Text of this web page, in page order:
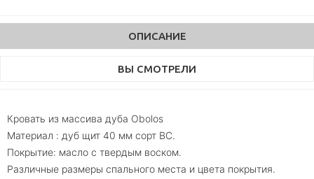
ОПИСАНИЕ
ВЫ СМОТРЕЛИ
Кровать из массива дуба Obolos
Материал : дуб щит 40 мм сорт ВС.
Покрытие: масло с твердым воском.
Различные размеры спального места и цвета покрытия.